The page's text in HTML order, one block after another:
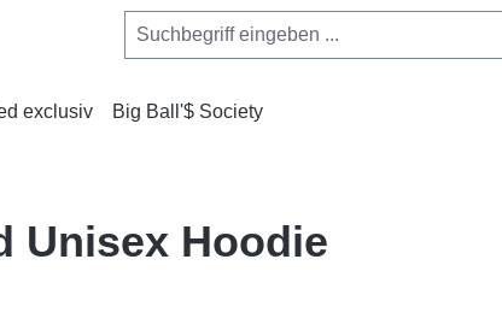
exclusiv Big Ball'$ Society
Unisex Hoodie